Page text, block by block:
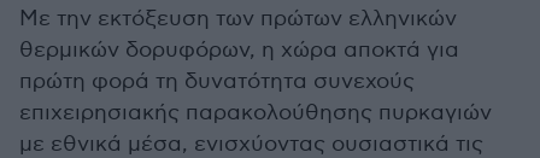
Με την εκτόξευση των πρώτων ελληνικών
θερμικών δορυφόρων, η χώρα αποκτά για
πρώτη φορά τη δυνατότητα συνεχούς
επιχειρησιακής παρακολούθησης πυρκαγιών
με εθνικά μέσα, ενισχύοντας ουσιαστικά τις